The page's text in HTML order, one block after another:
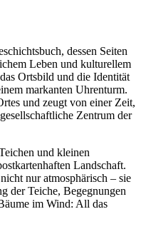
dessen Seiten
Leben und kulturellem
Ortsbild und die Identität
markanten Uhrenturm.
und zeugt von einer Zeit,
Zentrum der
und kleinen
Landschaft.
nur atmosphärisch – sie
der Teiche, Begegnungen
im Wind: All das